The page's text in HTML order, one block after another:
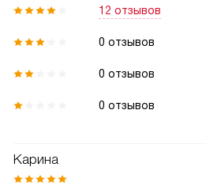
12 отзывов
0 отзывов
0 отзывов
0 отзывов
Карина